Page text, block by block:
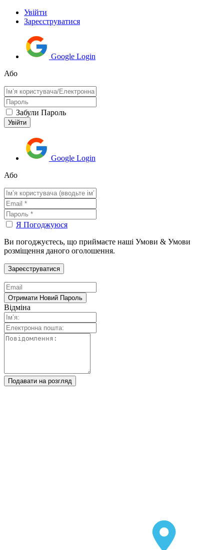
Увійти
Зареєструватися
Google Login
Або
Забули Пароль
Google Login
Або
Я Погоджуюся
Ви погоджуєтесь, що приймаєте наші Умови & Умови
розміщення даного оголошення.
Відміна